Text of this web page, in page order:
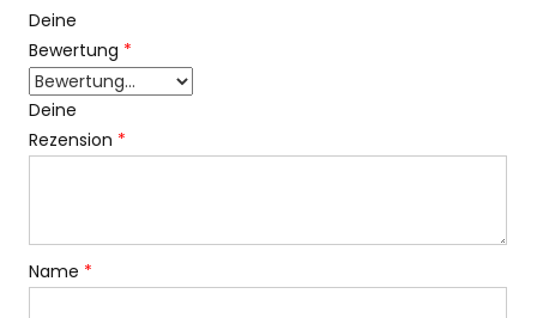
Deine
Bewertung *
Deine
Rezension *
Name *